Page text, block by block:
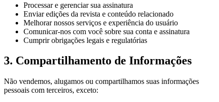
Processar e gerenciar sua assinatura
Enviar edições da revista e conteúdo relacionado
Melhorar nossos serviços e experiência do usuário
Comunicar-nos com você sobre sua conta e assinatura
Cumprir obrigações legais e regulatórias
3. Compartilhamento de Informações
Não vendemos, alugamos ou compartilhamos suas informações
pessoais com terceiros, exceto: